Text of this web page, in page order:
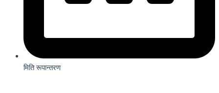
मिति रूपान्तरण